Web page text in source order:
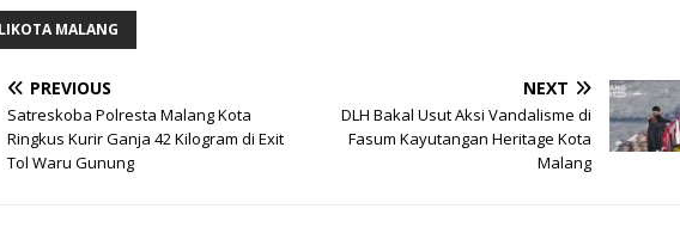
MALANG
PREVIOUS
Satreskoba Polresta Malang Kota
Ringkus Kurir Ganja 42 Kilogram di Exit
Tol Waru Gunung
NEXT
DLH Bakal Usut Aksi Vandalisme di
Fasum Kayutangan Heritage Kota
Malang